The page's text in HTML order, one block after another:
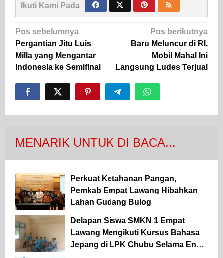
Ikuti Kami Pada
Navigasi
pos
Pos sebelumnya
Pergantian Jitu Luis
Milla yang Mengantar
Indonesia ke Semifinal
Pos berikutnya
Baru Meluncur di RI,
Mobil Mahal Ini
Langsung Ludes Terjual
MENARIK UNTUK DI BACA...
Perkuat Ketahanan Pangan,
Pemkab Empat Lawang Hibahkan
Lahan Gudang Bulog
Delapan Siswa SMKN 1 Empat
Lawang Mengikuti Kursus Bahasa
Jepang di LPK Chubu Selama Enam